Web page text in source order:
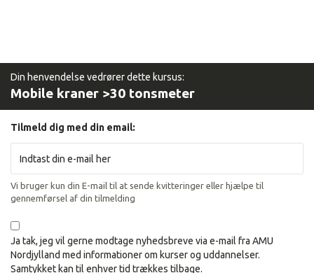
Din henvendelse vedrører dette kursus:
Mobile kraner >30 tonsmeter
Tilmeld dig med din email:
Vi bruger kun din E-mail til at sende kvitteringer eller hjælpe til
gennemførsel af din tilmelding
Ja tak, jeg vil gerne modtage nyhedsbreve via e-mail fra AMU
Nordjylland med informationer om kurser og uddannelser.
Samtykket kan til enhver tid trækkes tilbage.